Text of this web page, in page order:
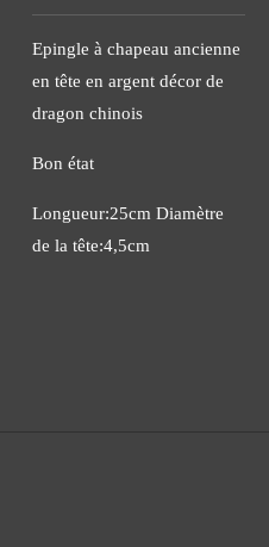
Epingle à chapeau ancienne
en tête en argent décor de
dragon chinois
Bon état
Longueur:25cm Diamètre
de la tête:4,5cm